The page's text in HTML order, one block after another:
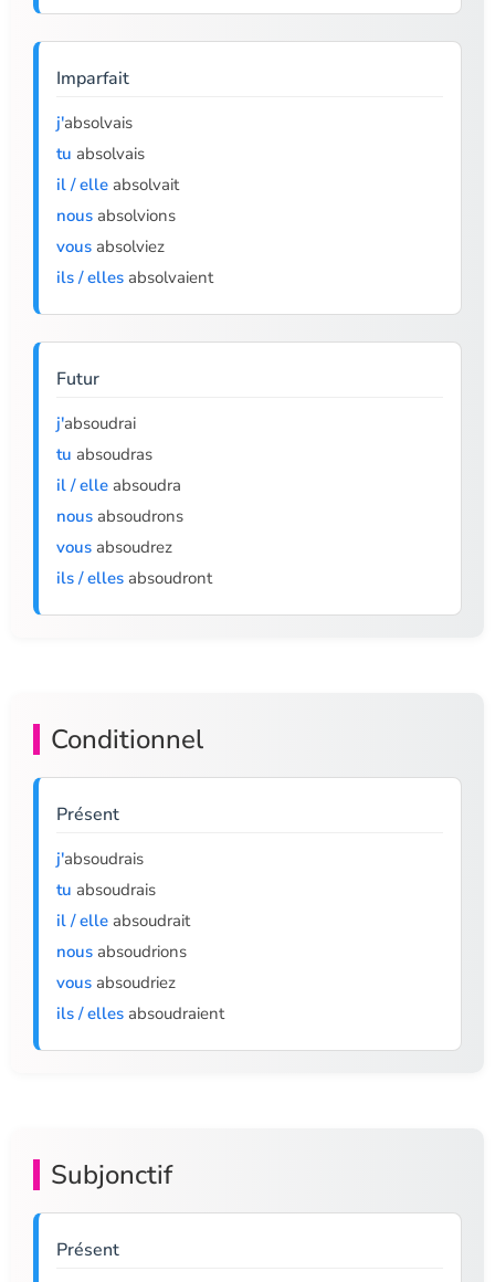
Imparfait
j'absolvais
tu absolvais
il / elle absolvait
nous absolvions
vous absolviez
ils / elles absolvaient
Futur
j'absoudrai
tu absoudras
il / elle absoudra
nous absoudrons
vous absoudrez
ils / elles absoudront
Conditionnel
Présent
j'absoudrais
tu absoudrais
il / elle absoudrait
nous absoudrions
vous absoudriez
ils / elles absoudraient
Subjonctif
Présent